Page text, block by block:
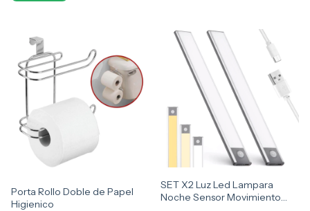
Porta Rollo Doble de Papel
Higienico
SET X2 Luz Led Lampara
Noche Sensor Movimiento